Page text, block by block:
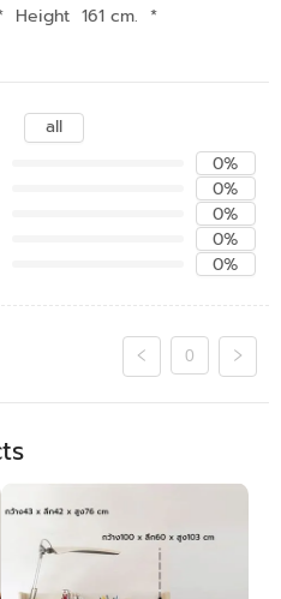
Height 161 cm. *
all
0%
0%
0%
0%
0%
0